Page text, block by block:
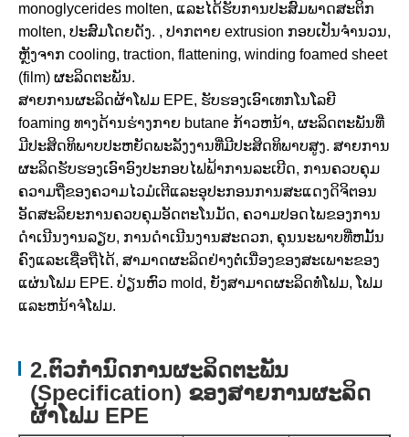
monoglycerides molten, ແລະໄດ້ຮັບການປະສົມພາດສະຕິກ
molten, ປະສົມໂດຍດັງ. , ປາກຕາຍ extrusion ກອບເປັນຈໍານວນ,
ຫຼັງຈາກ cooling, traction, flattening, winding foamed sheet
(film) ຜະລິດຕະພັນ.
ສາຍການຜະລິດຜ້າໂຟມ EPE, ຮັບຮອງເອົາເທກໂນໂລຍີ
foaming ທາງດ້ານຮ່າງກາຍ butane ກ້າວຫນ້າ, ຜະລິດຕະພັນທີ່
ມີປະສິດທິພາບປະຫຍັດພະລັງງານທີ່ມີປະສິດທິພາບສູງ. ສາຍການ
ຜະລິດຮັບຮອງເອົາອົງປະກອບໄຟຟ້າການລະເບີດ, ການຄວບຄຸມ
ຄວາມຖີ່ຂອງຄວາມໄວມໍເຕີແລະອຸປະກອນການສະແດງດິຈິຕອນ
ອັດສະລິຍະການຄວບຄຸມອັດຕະໂນມັດ, ຄວາມປອດໄພຂອງການ
ດໍາເນີນງານລຽບ, ການດໍາເນີນງານສະດວກ, ຄຸນນະພາບທີ່ຫມັ້ນ
ຄົງແລະເຊື່ອຖືໄດ້, ສາມາດຜະລິດຢ່າງຕໍ່ເນື່ອງຂອງສະເພາະຂອງ
ແຜ່ນໂຟມ EPE. ປ່ຽນຫົວ mold, ຍັງສາມາດຜະລິດທໍ່ໂຟມ, ໂຟມ
ແລະຫນ້າຈໍໂຟມ.
2.ຕົວກໍານົດການຜະລິດຕະພັນ
(Specification) ຂອງສາຍການຜະລິດ
ຜ້າໂຟມ EPE